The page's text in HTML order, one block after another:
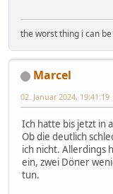
the worst thing i can
Marcel
02. Januar 2024, 19:41:19
Ich hatte bis jetzt in
Ob die deutlich
ich nicht. Allerdings
ein, zwei Döner
tun.